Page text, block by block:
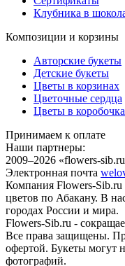
Клубника в
Композиции и корзины
Авторские букеты
Детские букеты
Цветы в корзинах
Цветочные сердца
Цветы в
Принимаем к оплате
Наши партнеры:
2009–2026 «flowers-sib.ru
Электронная почта
Компания Flowers-Sib.ru
цветов по Абакану. В
городах России и мира.
Flowers-Sib.ru -
Все права защищены.
офертой. Букеты могут
фотографий.